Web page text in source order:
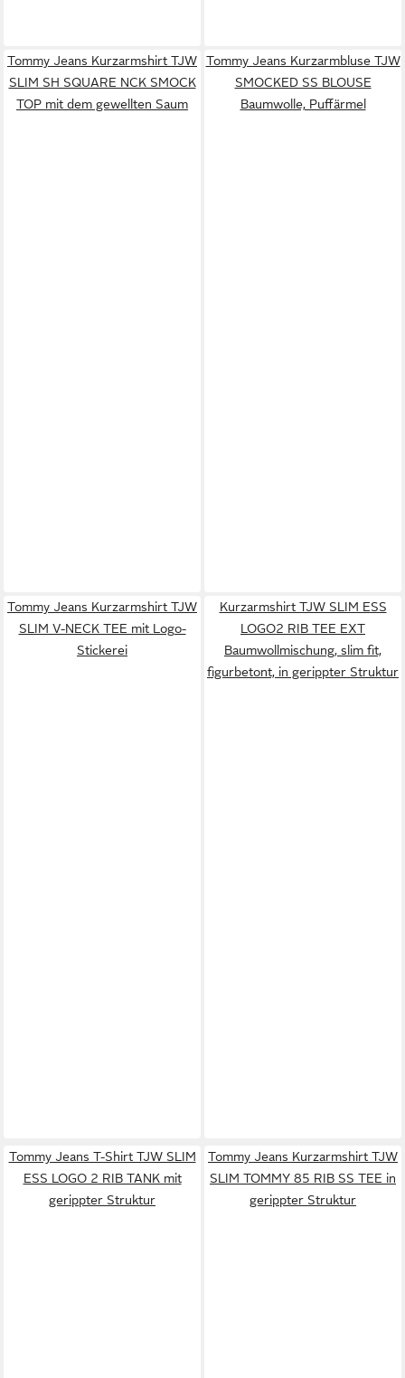
Tommy Jeans Kurzarmshirt TJW
SLIM SH SQUARE NCK SMOCK
TOP mit dem gewellten Saum
Tommy Jeans Kurzarmbluse TJW
SMOCKED SS BLOUSE
Baumwolle, Puffärmel
Tommy Jeans Kurzarmshirt TJW
SLIM V-NECK TEE mit Logo-
Stickerei
Kurzarmshirt TJW SLIM ESS
LOGO2 RIB TEE EXT
Baumwollmischung, slim fit,
figurbetont, in gerippter Struktur
Tommy Jeans T-Shirt TJW SLIM
ESS LOGO 2 RIB TANK mit
gerippter Struktur
Tommy Jeans Kurzarmshirt TJW
SLIM TOMMY 85 RIB SS TEE in
gerippter Struktur